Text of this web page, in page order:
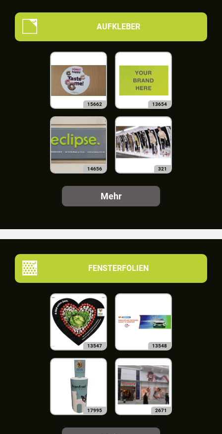
AUFKLEBER
15662 13654
14656 321
Mehr
FENSTERFOLIEN
13547 13548
17995 2671